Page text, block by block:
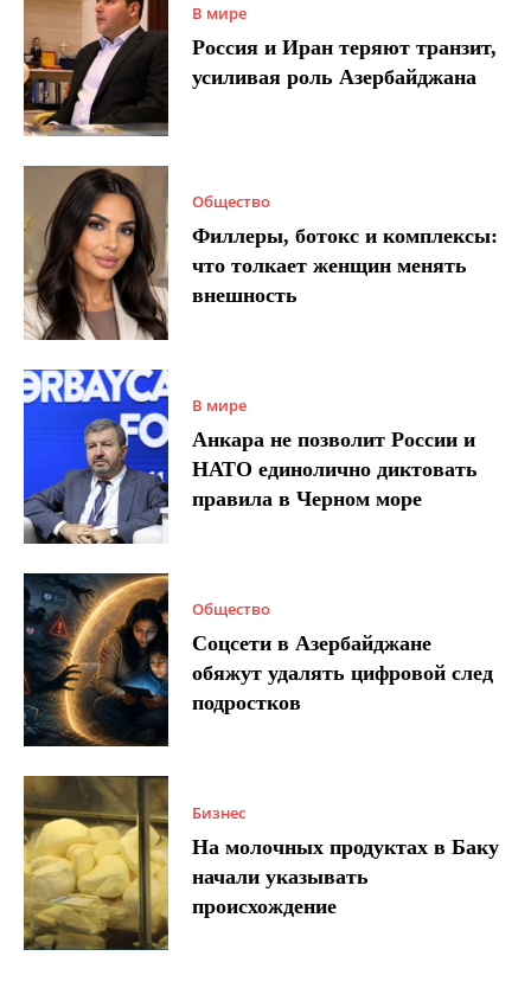
В мире
Россия и Иран теряют транзит,
усиливая роль Азербайджана
Общество
Филлеры, ботокс и комплексы:
что толкает женщин менять
внешность
В мире
Анкара не позволит России и
НАТО единолично диктовать
правила в Черном море
Общество
Соцсети в Азербайджане
обяжут удалять цифровой след
подростков
Бизнес
На молочных продуктах в Баку
начали указывать
происхождение